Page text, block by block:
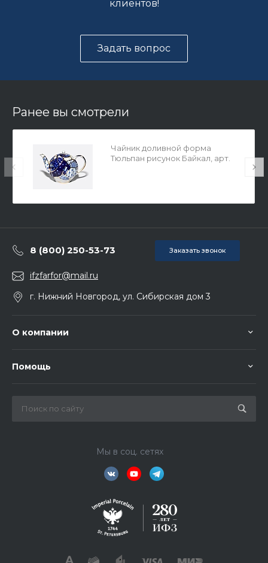
клиентов!
Задать вопрос
Ранее вы смотрели
Чайник доливной форма
Тюльпан рисунок Байкал, арт.
8 (800) 250-53-73 Заказать звонок
ifzfarfor@mail.ru
г. Нижний Новгород, ул. Сибирская дом 3
О компании
Помощь
Мы в соц. сетях